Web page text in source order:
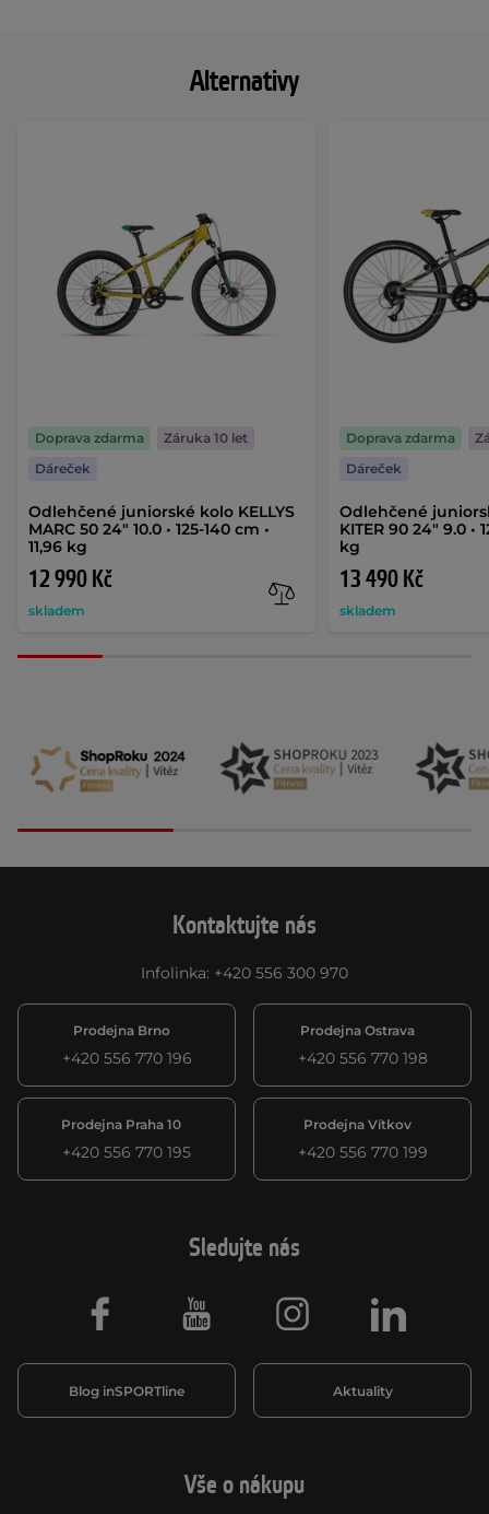
Alternativy
Odlehčené juniorské kolo KELLYS
MARC 50 24" 10.0 • 125-140 cm •
11,96 kg
12 990 Kč
skladem
Doprava zdarma
Záruka 10 let
Dáreček
Odlehčené
KITER 90 24" 9.0 •
kg
13 490 Kč
skladem
Doprava zdarma
Dáreček
Kontaktujte nás
Infolinka: +420 556 300 970
Prodejna Brno
+420 556 770 196
Prodejna Ostrava
+420 556 770 198
Prodejna Praha 10
+420 556 770 195
Prodejna Vítkov
+420 556 770 199
Vše o nákupu
Sledujte nás
Blog inSPORTline Aktuality
Facebook Youtube Instagram LinkedIn